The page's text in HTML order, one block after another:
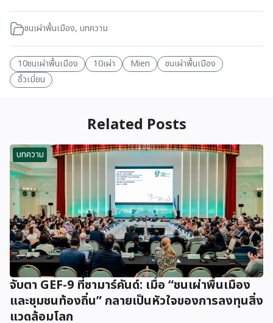
ชนเผ่าพื้นเมือง, บทความ
10ชนเผ่าพื้นเมือง 10เผ่า Mien
ชนเผ่าพื้นเมือง
อิ้วเมี่ยน
Related Posts
บทความ
จับตา GEF-9 ที่ซามาร์คันด์: เมื่อ “ชนเผ่าพื้นเมือง
และชุมชนท้องถิ่น” กลายเป็นหัวใจของการลงทุนสิ่ง
แวดล้อมโลก